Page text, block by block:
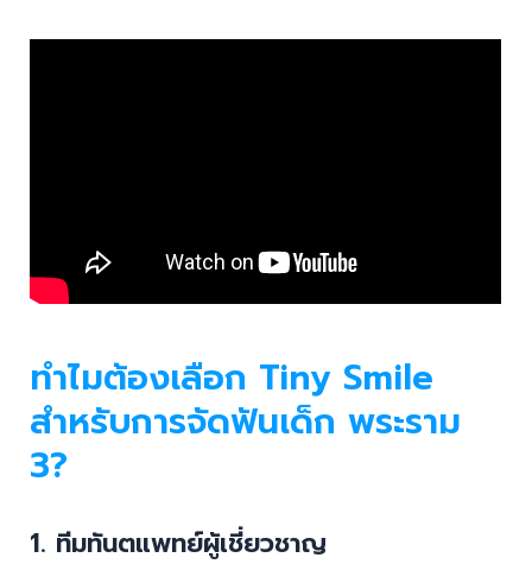
ทำไมต้องเลือก Tiny Smile
สำหรับการจัดฟันเด็ก พระราม
3?
1. ทีมทันตแพทย์ผู้เชี่ยวชาญ